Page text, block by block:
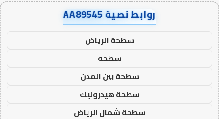
روابط نصية AA89545
سطحة الرياض
سطحه
سطحة بين المدن
سطحة هيدروليك
سطحة شمال الرياض